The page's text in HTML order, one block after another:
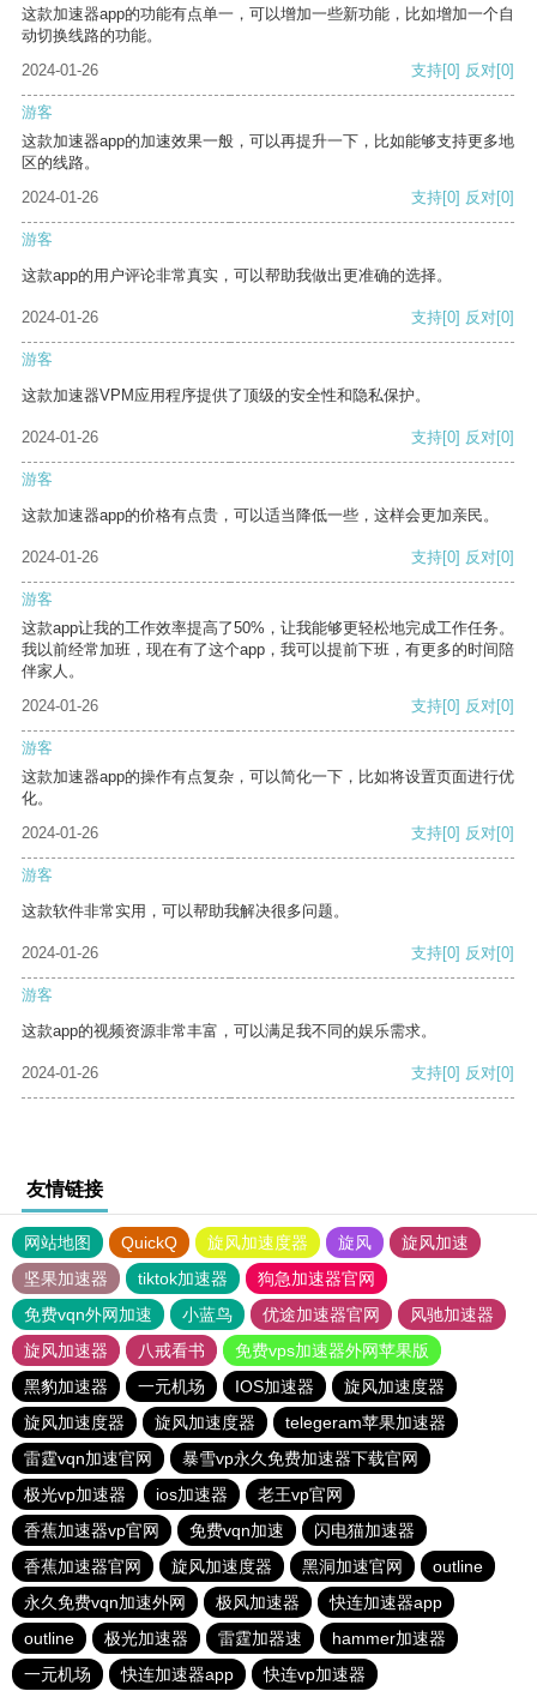
这款加速器app的功能有点单一，可以增加一些新功能，比如增加一个自
动切换线路的功能。
2024-01-26
支持[0] 反对[0]
游客
这款加速器app的加速效果一般，可以再提升一下，比如能够支持更多地
区的线路。
2024-01-26
支持[0] 反对[0]
游客
这款app的用户评论非常真实，可以帮助我做出更准确的选择。
2024-01-26 支持[0] 反对[0]
游客
这款加速器VPM应用程序提供了顶级的安全性和隐私保护。
2024-01-26 支持[0] 反对[0]
游客
这款加速器app的价格有点贵，可以适当降低一些，这样会更加亲民。
2024-01-26 支持[0] 反对[0]
游客
这款app让我的工作效率提高了50%，让我能够更轻松地完成工作任务。
我以前经常加班，现在有了这个app，我可以提前下班，有更多的时间陪
伴家人。
2024-01-26
支持[0] 反对[0]
游客
这款加速器app的操作有点复杂，可以简化一下，比如将设置页面进行优
化。
2024-01-26
支持[0] 反对[0]
游客
这款软件非常实用，可以帮助我解决很多问题。
2024-01-26 支持[0] 反对[0]
游客
这款app的视频资源非常丰富，可以满足我不同的娱乐需求。
2024-01-26 支持[0] 反对[0]
友情链接
网站地图 QuickQ 旋风加速度器 旋风
旋风加速
坚果加速器
tiktok加速器
狗急加速器官网
免费vqn外网加速
小蓝鸟 优途加速器官网
风驰加速器
旋风加速器
八戒看书
免费vps加速器外网苹果版
黑豹加速器
一元机场 IOS加速器
旋风加速度器
旋风加速度器
旋风加速度器
telegeram苹果加速器
雷霆vqn加速官网
暴雪vp永久免费加速器下载官网
极光vp加速器
ios加速器
老王vp官网
香蕉加速器vp官网
免费vqn加速
闪电猫加速器
香蕉加速器官网
旋风加速度器 黑洞加速官网
outline
永久免费vqn加速外网
极风加速器
快连加速器app
outline
极光加速器 雷霆加器速
hammer加速器
一元机场
快连加速器app 快连vp加速器